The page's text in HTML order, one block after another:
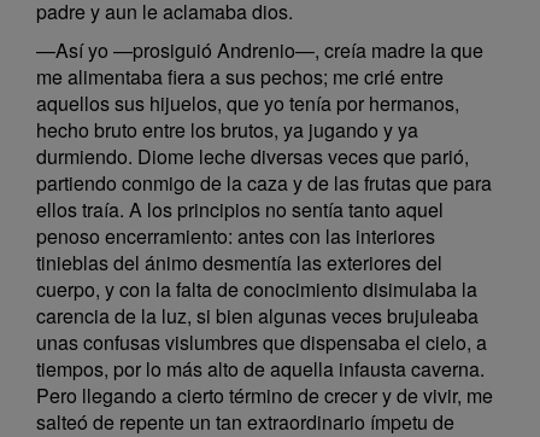
padre y aun le aclamaba dios.
—Así yo —prosiguió Andrenio—, creía madre la que
me alimentaba fiera a sus pechos; me crié entre
aquellos sus hijuelos, que yo tenía por hermanos,
hecho bruto entre los brutos, ya jugando y ya
durmiendo. Diome leche diversas veces que parió,
partiendo conmigo de la caza y de las frutas que para
ellos traía. A los principios no sentía tanto aquel
penoso encerramiento: antes con las interiores
tinieblas del ánimo desmentía las exteriores del
cuerpo, y con la falta de conocimiento disimulaba la
carencia de la luz, si bien algunas veces brujuleaba
unas confusas vislumbres que dispensaba el cielo, a
tiempos, por lo más alto de aquella infausta caverna.
Pero llegando a cierto término de crecer y de vivir, me
salteó de repente un tan extraordinario ímpetu de